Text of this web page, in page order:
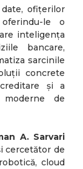
ofițerilor
le o
inteligența
bancare,
sarcinile
concrete
și a
de
A. Sarvari
cercetător de
cloud